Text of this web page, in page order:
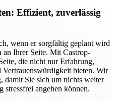
Effizient, zuverlässig
wenn er sorgfältig geplant wird
an Ihrer Seite. Mit Castrop-
die nicht nur Erfahrung,
Vertrauenswürdigkeit bieten. Wir
damit Sie sich um nichts weiter
stressfrei angehen können.